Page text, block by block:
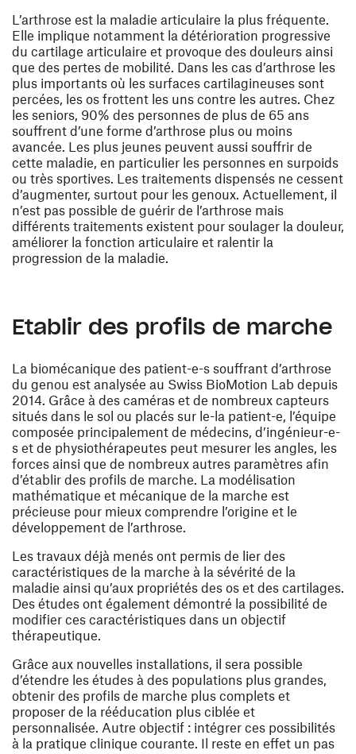
L’arthrose est la maladie articulaire la plus fréquente.
Elle implique notamment la détérioration progressive
du cartilage articulaire et provoque des douleurs ainsi
que des pertes de mobilité. Dans les cas d’arthrose les
plus importants où les surfaces cartilagineuses sont
percées, les os frottent les uns contre les autres. Chez
les seniors, 90% des personnes de plus de 65 ans
souffrent d’une forme d’arthrose plus ou moins
avancée. Les plus jeunes peuvent aussi souffrir de
cette maladie, en particulier les personnes en surpoids
ou très sportives. Les traitements dispensés ne cessent
d’augmenter, surtout pour les genoux. Actuellement, il
n’est pas possible de guérir de l’arthrose mais
différents traitements existent pour soulager la douleur,
améliorer la fonction articulaire et ralentir la
progression de la maladie.
Etablir des profils de marche
La biomécanique des patient-e-s souffrant d’arthrose
du genou est analysée au Swiss BioMotion Lab depuis
2014. Grâce à des caméras et de nombreux capteurs
situés dans le sol ou placés sur le-la patient-e, l’équipe
composée principalement de médecins, d’ingénieur-e-
s et de physiothérapeutes peut mesurer les angles, les
forces ainsi que de nombreux autres paramètres afin
d’établir des profils de marche. La modélisation
mathématique et mécanique de la marche est
précieuse pour mieux comprendre l’origine et le
développement de l’arthrose.
Les travaux déjà menés ont permis de lier des
caractéristiques de la marche à la sévérité de la
maladie ainsi qu’aux propriétés des os et des cartilages.
Des études ont également démontré la possibilité de
modifier ces caractéristiques dans un objectif
thérapeutique.
Grâce aux nouvelles installations, il sera possible
d’étendre les études à des populations plus grandes,
obtenir des profils de marche plus complets et
proposer de la rééducation plus ciblée et
personnalisée. Autre objectif : intégrer ces possibilités
à la pratique clinique courante. Il reste en effet un pas